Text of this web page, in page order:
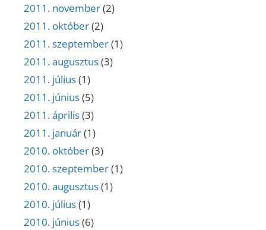
2011. november(2)
2011. október(2)
2011. szeptember(1)
2011. augusztus(3)
2011. július(1)
2011. június(5)
2011. április(3)
2011. január(1)
2010. október(3)
2010. szeptember(1)
2010. augusztus(1)
2010. július(1)
2010. június(6)